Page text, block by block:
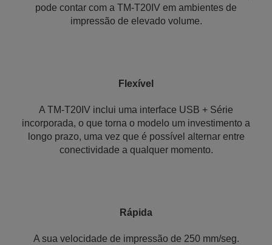
pode contar com a TM-T20IV em ambientes de
impressão de elevado volume.
Flexível
A TM-T20IV inclui uma interface USB + Série
incorporada, o que torna o modelo um investimento a
longo prazo, uma vez que é possível alternar entre
conectividade a qualquer momento.
Rápida
A sua velocidade de impressão de 250 mm/seg.